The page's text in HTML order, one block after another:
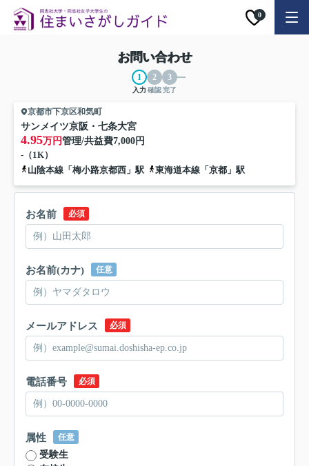
0
お問い合わせ
入力 確認完了
京都市下京区和気町
サンメイツ京阪・七条大宮
4.95万円管理/共益費7,000円
-（1K）
山陰本線「梅小路京都西」駅
東海道本線「京都」駅
お名前 必須
お名前(カナ) 任意
メールアドレス 必須
電話番号 必須
属性 任意
受験生